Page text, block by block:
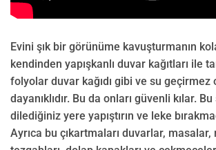
Evini şık bir görünüme kavuşturmanın
kendinden yapışkanlı duvar kağıtları ile
folyolar duvar kağıdı gibi ve su geçirmez
dayanıklıdır. Bu da onları güvenli kılar.
dilediğiniz yere yapıştırın ve leke
Ayrıca bu çıkartmaları duvarlar,